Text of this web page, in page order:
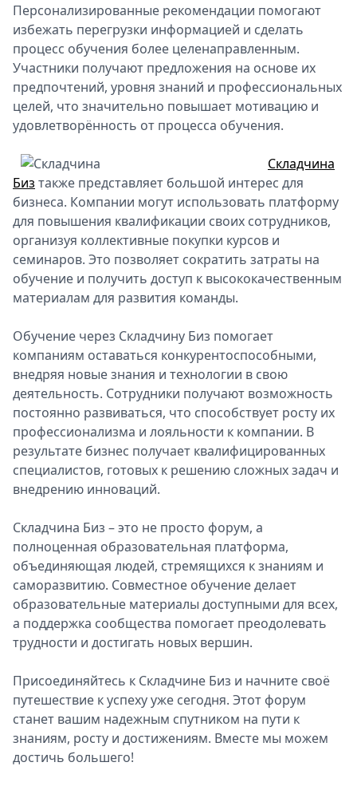
Персонализированные рекомендации помогают
избежать перегрузки информацией и сделать
процесс обучения более целенаправленным.
Участники получают предложения на основе их
предпочтений, уровня знаний и профессиональных
целей, что значительно повышает мотивацию и
удовлетворённость от процесса обучения.
Складчина
Биз также представляет большой интерес для
бизнеса. Компании могут использовать платформу
для повышения квалификации своих сотрудников,
организуя коллективные покупки курсов и
семинаров. Это позволяет сократить затраты на
обучение и получить доступ к высококачественным
материалам для развития команды.
Обучение через Складчину Биз помогает
компаниям оставаться конкурентоспособными,
внедряя новые знания и технологии в свою
деятельность. Сотрудники получают возможность
постоянно развиваться, что способствует росту их
профессионализма и лояльности к компании. В
результате бизнес получает квалифицированных
специалистов, готовых к решению сложных задач и
внедрению инноваций.
Складчина Биз – это не просто форум, а
полноценная образовательная платформа,
объединяющая людей, стремящихся к знаниям и
саморазвитию. Совместное обучение делает
образовательные материалы доступными для всех,
а поддержка сообщества помогает преодолевать
трудности и достигать новых вершин.
Присоединяйтесь к Складчине Биз и начните своё
путешествие к успеху уже сегодня. Этот форум
станет вашим надежным спутником на пути к
знаниям, росту и достижениям. Вместе мы можем
достичь большего!